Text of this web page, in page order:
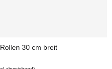
30 cm breit